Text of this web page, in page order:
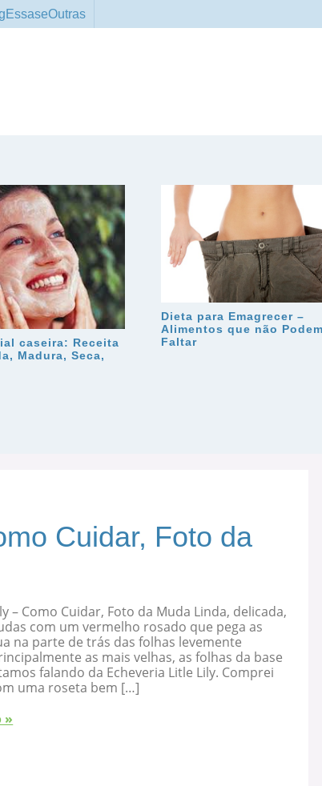
caseira: Receita
Madura, Seca,
Dieta para Emagrecer –
Alimentos que não
Faltar
Cuidar, Foto da
– Como Cuidar, Foto da Muda Linda, delicada,
com um vermelho rosado que pega as
na parte de trás das folhas levemente
as mais velhas, as folhas da base
falando da Echeveria Litle Lily. Comprei
uma roseta bem […]
»